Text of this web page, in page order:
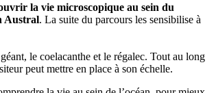
la vie microscopique au sein du
Austral. La suite du parcours les sensibilise à
le coelacanthe et le régalec. Tout au long
peut mettre en place à son échelle.